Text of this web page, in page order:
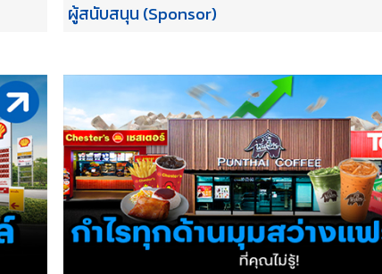
ผู้สนับสนุน (Sponsor)